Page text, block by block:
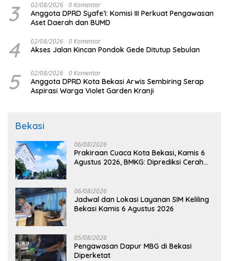
3 02/08/2026 0 Komentar
Anggota DPRD Syafe’i: Komisi III Perkuat Pengawasan
Aset Daerah dan BUMD
4 02/08/2026 0 Komentar
Akses Jalan Kincan Pondok Gede Ditutup Sebulan
5 02/08/2026 0 Komentar
Anggota DPRD Kota Bekasi Arwis Sembiring Serap
Aspirasi Warga Violet Garden Kranji
Bekasi
06/08/2026
Prakiraan Cuaca Kota Bekasi, Kamis 6
Agustus 2026, BMKG: Diprediksi Cerah
06/08/2026
Jadwal dan Lokasi Layanan SIM Keliling
Bekasi Kamis 6 Agustus 2026
05/08/2026
Pengawasan Dapur MBG di Bekasi
Diperketat